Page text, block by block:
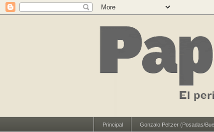
Principal Gonzalo Peltzer (Posadas/